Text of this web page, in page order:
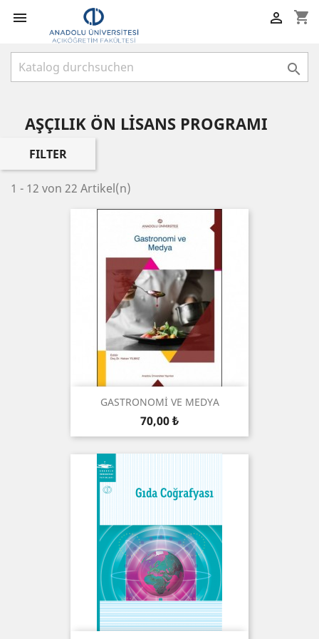
 shopping_cart


AŞÇILIK ÖN LİSANS PROGRAMI
FILTER
1 - 12 von 22 Artikel(n)
GASTRONOMİ VE MEDYA
Preis
70,00 ₺